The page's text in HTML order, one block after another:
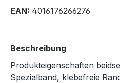
EAN: 4016176266276
Beschreibung
Produkteigenschaften
Spezialband, klebefreie